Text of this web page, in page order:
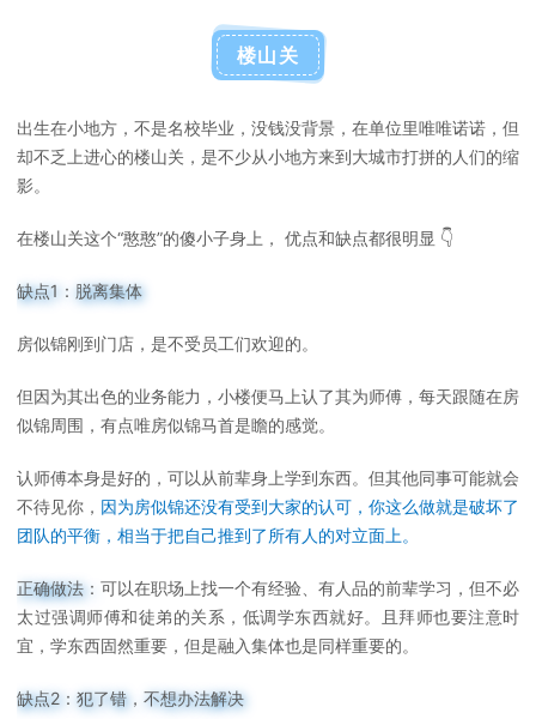
楼山关
出生在小地方，不是名校毕业，没钱没背景，在单位里唯唯诺诺，但
却不乏上进心的楼山关，是不少从小地方来到大城市打拼的人们的缩
影。
在楼山关这个“憨憨”的傻小子身上， 优点和缺点都很明显 👇
缺点1：脱离集体
房似锦刚到门店，是不受员工们欢迎的。
但因为其出色的业务能力，小楼便马上认了其为师傅，每天跟随在房
似锦周围，有点唯房似锦马首是瞻的感觉。
认师傅本身是好的，可以从前辈身上学到东西。但其他同事可能就会
不待见你， 因为房似锦还没有受到大家的认可，你这么做就是破坏了
团队的平衡，相当于把自己推到了所有人的对立面上。
正确做法： 可以在职场上找一个有经验、有人品的前辈学习，但不必
太过强调师傅和徒弟的关系，低调学东西就好。且拜师也要注意时
宜，学东西固然重要，但是融入集体也是同样重要的。
缺点2：犯了错，不想办法解决